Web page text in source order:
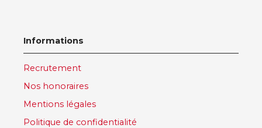
Informations
Recrutement
Nos honoraires
Mentions légales
Politique de confidentialité